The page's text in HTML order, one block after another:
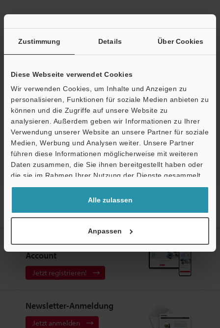
Zustimmung Details Über Cookies
Diese Webseite verwendet Cookies
Wir verwenden Cookies, um Inhalte und Anzeigen zu
personalisieren, Funktionen für soziale Medien anbieten zu
können und die Zugriffe auf unsere Website zu
analysieren. Außerdem geben wir Informationen zu Ihrer
Verwendung unserer Website an unsere Partner für soziale
Medien, Werbung und Analysen weiter. Unsere Partner
führen diese Informationen möglicherweise mit weiteren
Daten zusammen, die Sie ihnen bereitgestellt haben oder
die sie im Rahmen Ihrer Nutzung der Dienste gesammelt
haben.
Alle zulassen
Anpassen
Technische Leitfäden
Datenblatt (PDF)
Fragen
Terminwunsch
Testgerät anfordern
Optische Sensoren
Sensoren
Verstärker
Modelle Schlitz für PS-05
Erstellen Sie Ihren KEYENCE
Account
Jetzt registrieren!
Newsletter-Anmeldung
Jetzt anmelden